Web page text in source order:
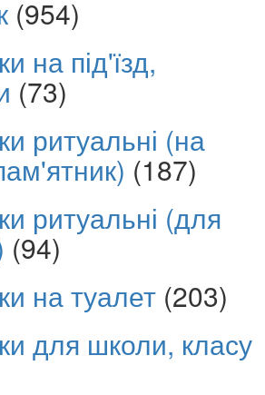
(954)
на під'їзд,
(73)
ритуальні (на
(187)
ритуальні (для
(94)
на туалет (203)
для школи, класу